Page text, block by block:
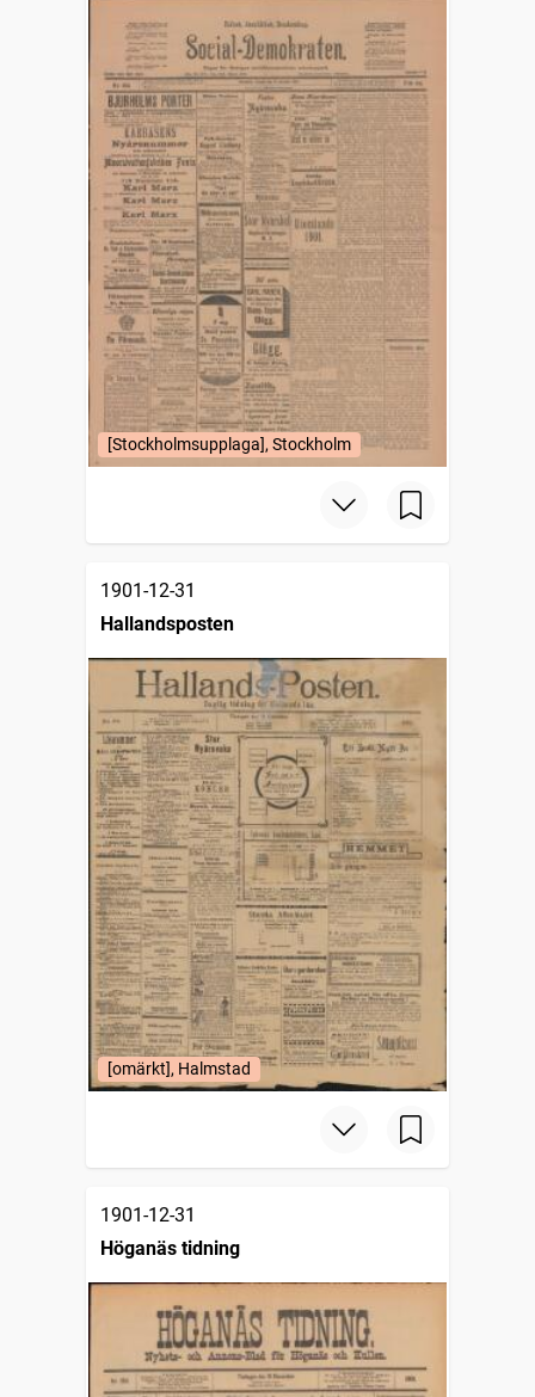
[Stockholmsupplaga], Stockholm
1901-12-31
Hallandsposten
[omärkt], Halmstad
1901-12-31
Höganäs tidning